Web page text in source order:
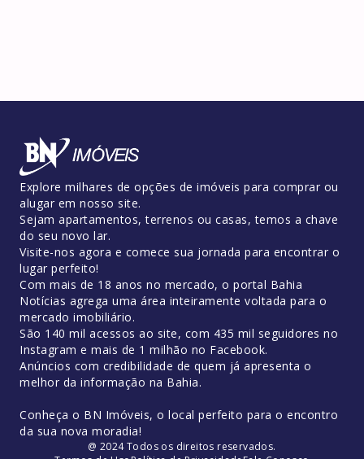
Explore milhares de opções de imóveis para comprar ou
alugar em nosso site.
Sejam apartamentos, terrenos ou casas, temos a chave
do seu novo lar.
Visite-nos agora e comece sua jornada para encontrar o
lugar perfeito!
Com mais de 18 anos no mercado, o portal Bahia
Notícias agrega uma área inteiramente voltada para o
mercado imobiliário.
São 140 mil acessos ao site, com 435 mil seguidores no
Instagram e mais de 1 milhão no Facebook.
Anúncios com credibilidade de quem já apresenta o
melhor da informação na Bahia.
Conheça o BN Imóveis, o local perfeito para o encontro
da sua nova moradia!
@ 2024 Todos os direitos reservados.